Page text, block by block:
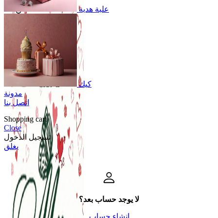
Login
Register
0öğeler
Search
علبة هدية
كيك
مدونة
اتصل بنا
Shopping cart
Close
تسجيل الدخول
يغلق
لا يوجد حساب بعد؟
إنشاء حساب